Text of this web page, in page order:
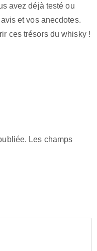
avez déjà testé ou
et vos anecdotes.
ces trésors du whisky !
Les champs